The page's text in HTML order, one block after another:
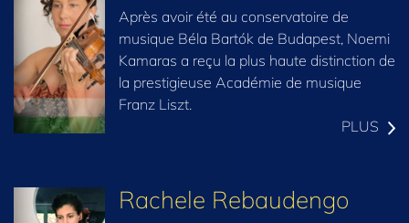
Après avoir été au conservatoire de
musique Béla Bartók de Budapest, Noemi
Kamaras a reçu la plus haute distinction de
la prestigieuse Académie de musique
Franz Liszt.
PLUS
Rachele Rebaudengo